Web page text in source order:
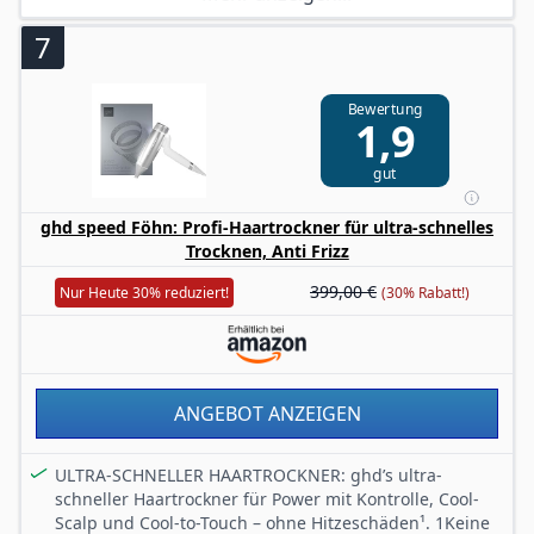
Sorgt für einen niedrigen Geräuschpegel während des
Stylings
Variable Einstellungsmöglichkeiten, inklusive
Deines Looks
7
Bewertung
1,9
gut
ghd speed Föhn: Profi-Haartrockner für ultra-schnelles
Trocknen, Anti Frizz
Nur Heute 30% reduziert! 399,00 € (30% Rabatt!)
ANGEBOT ANZEIGEN
ULTRA-SCHNELLER HAARTROCKNER: ghd’s ultra-
schneller Haartrockner für Power mit Kontrolle, Cool-
Scalp und Cool-to-Touch – ohne Hitzeschäden¹. 1Keine